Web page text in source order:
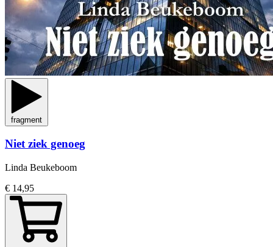
fragment
Niet ziek genoeg
Linda Beukeboom
€ 14,95